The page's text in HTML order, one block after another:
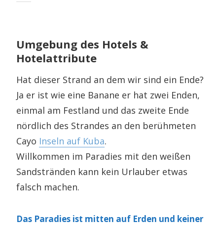
Umgebung des Hotels &
Hotelattribute
Hat dieser Strand an dem wir sind ein Ende?
Ja er ist wie eine Banane er hat zwei Enden,
einmal am Festland und das zweite Ende
nördlich des Strandes an den berühmeten
Cayo Inseln auf Kuba.
Willkommen im Paradies mit den weißen
Sandstränden kann kein Urlauber etwas
falsch machen.
Das Paradies ist mitten auf Erden und keiner